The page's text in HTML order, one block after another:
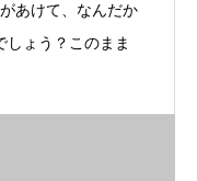
あけて、なんだか
しょう？このまま